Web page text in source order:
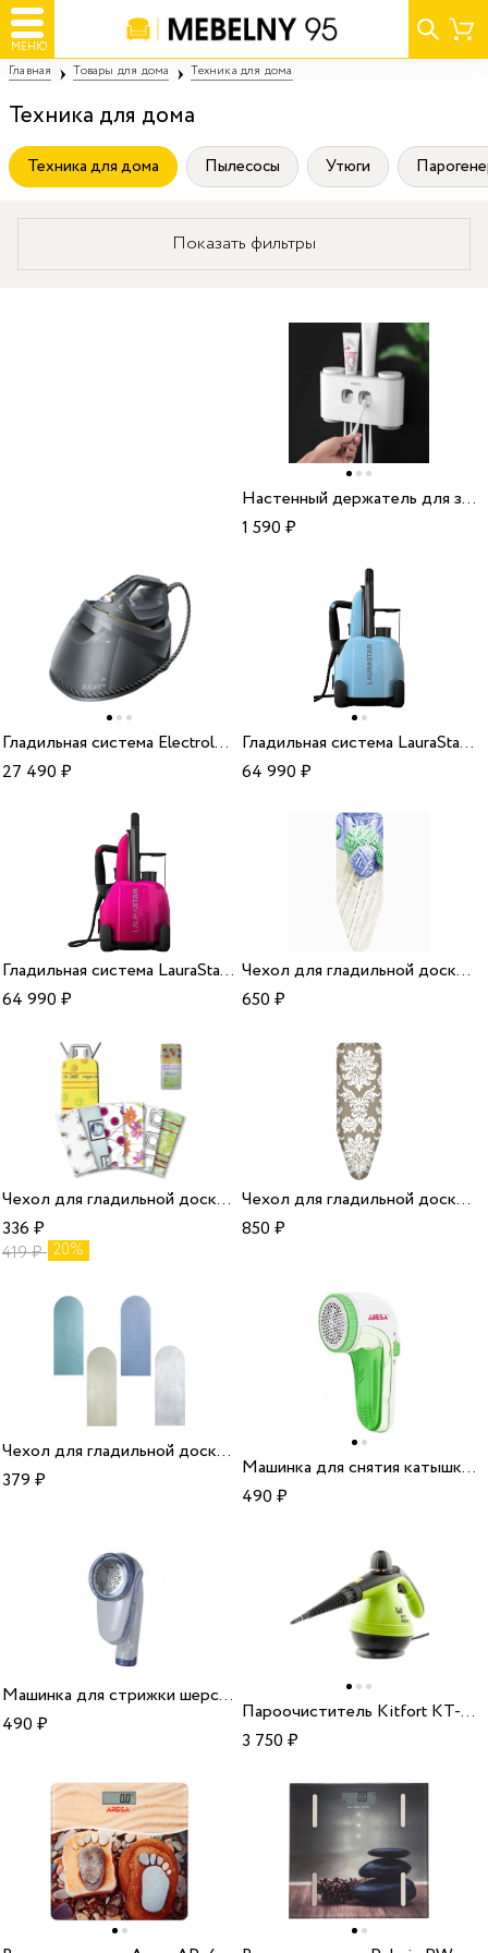
МЕНЮ
Главная Товары для дома Техника для дома
Техника для дома
Техника для дома Пылесосы Утюги
Показать фильтры
Настенный держатель для зубной щетки ECOCO
1 590₽
Гладильная система Electrolux E8ST1-8EGM
27 490₽
Гладильная система LauraStar Lift+ Eu Blue Sky
64 990₽
Гладильная система LauraStar Lift+ Eu Pinky Pop
64 990₽
Чехол для гладильной доски 130*50 см хлопок Клубки Пряжи Сине-зеленый/10
650₽
Чехол для гладильной доски 125*43 см хлопок Призма/10
336₽
419₽ 20%
Чехол для гладильной доски 130*50 см хлопок Persia Beige/10
850₽
Чехол для гладильной доски 130*48 см Призма термостойкий/10
379₽
Машинка для снятия катышков Aresa AR-4102
490₽
Машинка для стрижки шерстяных изделий Topperr 1701
490₽
Пароочиститель Kitfort КТ-906 green
3 750₽